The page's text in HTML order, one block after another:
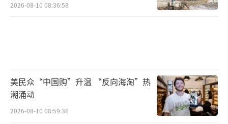
2026-08-10 08:36:58
美民众“中国购”升温 “反向海淘”热
潮涌动
2026-08-10 08:59:36